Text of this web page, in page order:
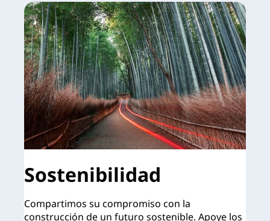
Sostenibilidad
Compartimos su compromiso con la
construcción de un futuro sostenible. Apoye los